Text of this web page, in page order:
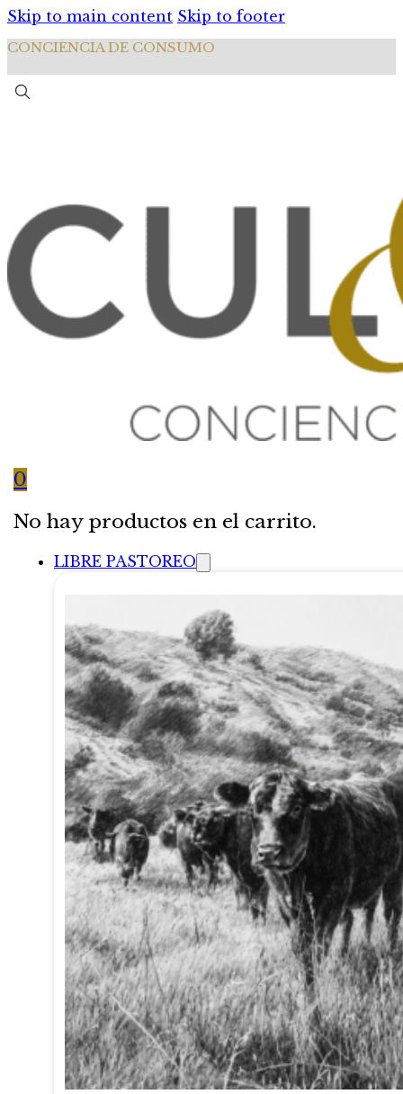
Skip to main content Skip to footer
CONCIENCIA DE CONSUMO
0
No hay productos en el carrito.
LIBRE PASTOREO